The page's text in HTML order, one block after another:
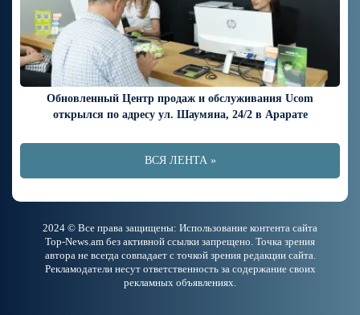
Обновленный Центр продаж и обслуживания Ucom
открылся по адресу ул. Шаумяна, 24/2 в Арарате
ВСЯ ЛЕНТА »
2024 © Все права защищены: Использование контента сайта
Top-News.am без активной ссылки запрещено. Точка зрения
автора не всегда совпадает с точкой зрения редакции сайта.
Рекламодатели несут ответственность за содержание своих
рекламных объявлениях.